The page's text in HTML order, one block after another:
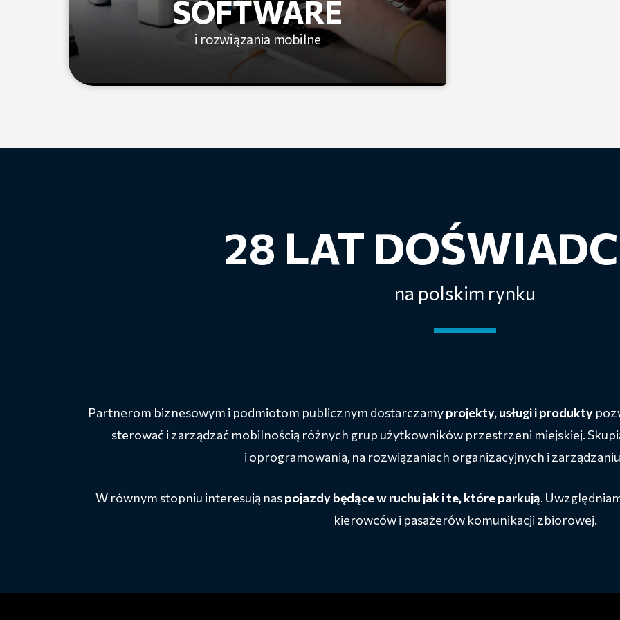
SOFTWARE
i rozwiązania mobilne
28 LAT
na polskim rynku
Partnerom biznesowym i podmiotom publicznym dostarczamyprojekty, usługi i produkty
sterować i zarządzać mobilnością różnych grup użytkowników przestrzeni miejskiej.
i oprogramowania, na rozwiązaniach organizacyjnych i
W równym stopniu interesują naspojazdy będące w ruchu jak i te, które parkują.
kierowców i pasażerów komunikacji zbiorowej.